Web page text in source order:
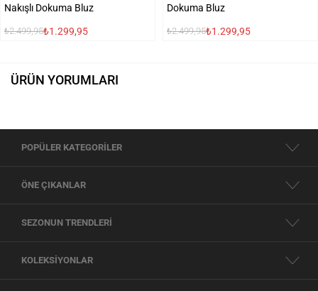
Nakışlı Dokuma Bluz
₺2.499,95₺1.299,95
Dokuma Bluz
₺2.499,95₺1.299,95
ÜRÜN YORUMLARI
POPÜLER KATEGORİLER
ÖNE ÇIKANLAR
SEZONUN TRENDLERİ
KOLEKSİYONLAR